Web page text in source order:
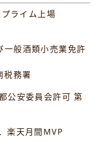
ライム上場
酒類小売業免許
務署
委員会許可 第
天月間MVP